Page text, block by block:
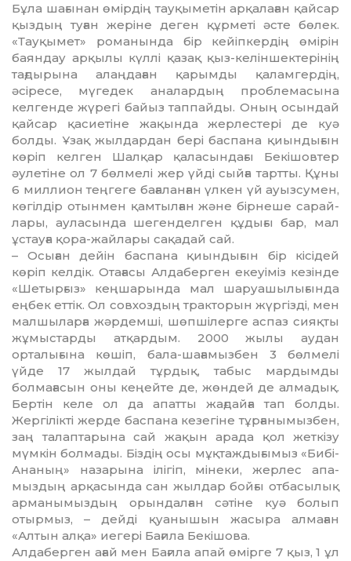
Бұла шағынан өмір­­дің тауқы­метін арқалаған қайсар
қыздың туған жеріне деген құрметі әсте бөлек.
«Тауқымет» романында бір кейіпкердің өмірін
баян­дау арқылы күллі қазақ қыз-келіншектерінің
тағдырына алаңдаған қарымды қаламгердің,
әсіресе, мүгедек ана­лардың пробле­масына
келгенде жүрегі байыз таппайды. Оның осындай
қайсар қасиетіне жақында жерлестері де куә
болды. Ұзақ жылдардан бері баспана қиындығын
көріп келген Шалқар қаласындағы Бекішовтер
әулетіне ол 7 бөлмелі жер үйді сыйға тартты. Құны
6 миллион теңгеге бағаланған үлкен үй ауызсумен,
көгілдір отынмен қамтылған және бірнеше сарай­
лары, ауласында шегенделген құдығы бар, мал
ұстауға қора-жайлары сақадай сай.
– Осыған дейін баспана қиын­ды­ғын бір кісідей
көріп келдік. Ота­ғасы Алдаберген екеуіміз ке­зін­де
«Шетырғыз» кеңшарында мал шаруашылығында
еңбек еттік. Ол совхоздың тракторын жүргізді, мен
малшыларға жәрдемші, шөп­шілерге аспаз сияқты
жұмыс­тар­­ды атқардым. 2000 жылы ау­дан
орталығына көшіп, бала-шағамызбен 3 бөлмелі
үйде 17 жылдай тұрдық, табыс мардым­ды
болмағасын оны кеңейте де, жөндей де алмадық.
Бертін келе ол да апатты жағдайға тап болды.
Жергілікті жерде баспана кезегіне тұрғанымызбен,
заң талаптарына сай жақын арада қол жеткізу
мүмкін болмады. Біздің осы мұқтаждығымыз «Бибі-
Ананың» назарына ілігіп, мінеки, жерлес апа­
мыздың арқасында сан жылдар бойғы отбасылық
арманымыздың орындалған сәтіне куә болып
отырмыз, – дейді қуанышын жасыра алмаған
«Алтын алқа» иегері Бағила Бекішова.
Алдаберген ағай мен Бағила апай өмірге 7 қыз, 1 ұл